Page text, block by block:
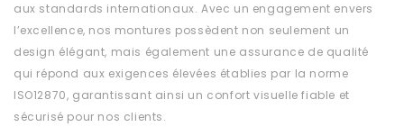
aux standards internationaux. Avec un engagement envers
l’excellence, nos montures possèdent non seulement un
design élégant, mais également une assurance de qualité
qui répond aux exigences élevées établies par la norme
ISO12870, garantissant ainsi un confort visuelle fiable et
sécurisé pour nos clients.